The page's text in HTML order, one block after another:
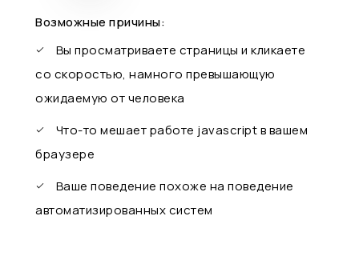
Возможные причины:
Вы просматриваете страницы и кликаете
со скоростью, намного превышающую
ожидаемую от человека
Что-то мешает работе javascript в вашем
браузере
Ваше поведение похоже на поведение
автоматизированных систем